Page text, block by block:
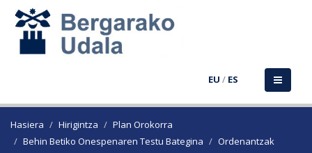
EU / ES
Hasiera Hirigintza
Plan Orokorra
Behin Betiko Onespenaren Testu Bategina
Ordenantzak